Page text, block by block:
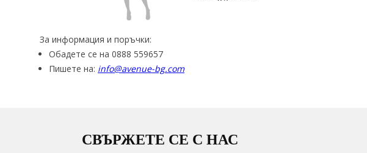
За информация и поръчки:
Обадете се на 0888 559657
Пишете на: info@avenue-bg.com
СВЪРЖЕТЕ СЕ С НАС